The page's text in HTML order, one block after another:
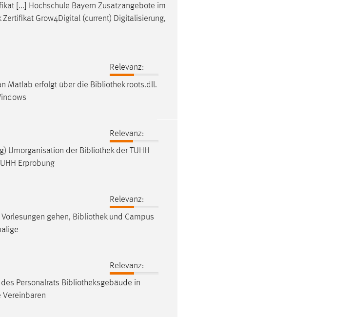
[...] Hochschule Bayern Zusatzangebote im
Zertifikat Grow4Digital (current) Digitalisierung,
Relevanz:
Matlab erfolgt über die Bibliothekroots.dll.
Relevanz:
Umorganisation der Bibliothekder TUHH
Erprobung
Relevanz:
gehen, Bibliothekund Campus
Relevanz:
Personalrats Bibliotheksgebäude in
Vereinbaren